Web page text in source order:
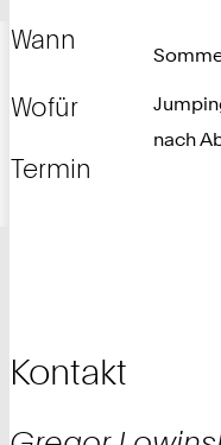
Wann
Wofür
Termin
nach
Kontakt